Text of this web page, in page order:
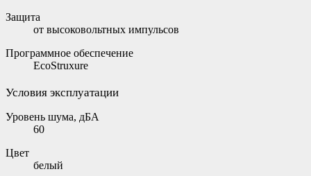
Защита
от высоковольтных импульсов
Программное обеспечение
EcoStruxure
Условия эксплуатации
Уровень шума, дБА
60
Цвет
белый